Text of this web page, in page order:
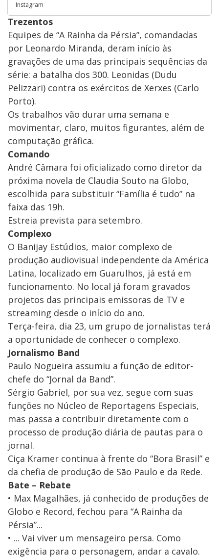
Instagram
Trezentos
Equipes de “A Rainha da Pérsia”, comandadas
por Leonardo Miranda, deram início às
gravações de uma das principais sequências da
série: a batalha dos 300. Leonidas (Dudu
Pelizzari) contra os exércitos de Xerxes (Carlo
Porto).
Os trabalhos vão durar uma semana e
movimentar, claro, muitos figurantes, além de
computação gráfica.
Comando
André Câmara foi oficializado como diretor da
próxima novela de Claudia Souto na Globo,
escolhida para substituir “Família é tudo” na
faixa das 19h.
Estreia prevista para setembro.
Complexo
O Banijay Estúdios, maior complexo de
produção audiovisual independente da América
Latina, localizado em Guarulhos, já está em
funcionamento. No local já foram gravados
projetos das principais emissoras de TV e
streaming desde o início do ano.
Terça-feira, dia 23, um grupo de jornalistas terá
a oportunidade de conhecer o complexo.
Jornalismo Band
Paulo Nogueira assumiu a função de editor-
chefe do “Jornal da Band”.
Sérgio Gabriel, por sua vez, segue com suas
funções no Núcleo de Reportagens Especiais,
mas passa a contribuir diretamente com o
processo de produção diária de pautas para o
jornal.
Ciça Kramer continua à frente do “Bora Brasil” e
da chefia de produção de São Paulo e da Rede.
Bate – Rebate
• Max Magalhães, já conhecido de produções de
Globo e Record, fechou para “A Rainha da
Pérsia”...
• ... Vai viver um mensageiro persa. Como
exigência para o personagem, andar a cavalo.